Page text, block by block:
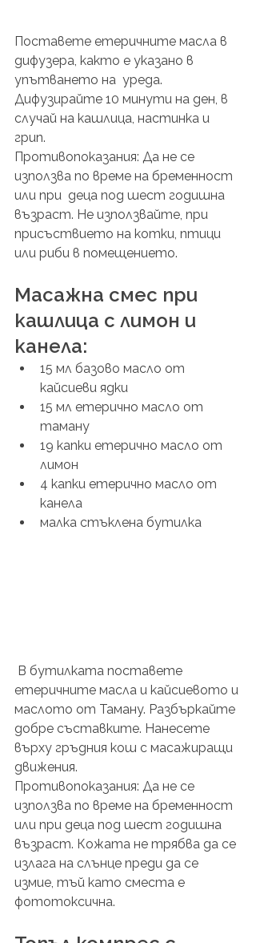
Поставете етеричните масла в
дифузера, както е указано в
упътването на  уреда.
Дифузирайте 10 минути на ден, в
случай на кашлица, настинка и
грип.
Противопоказания: Да не се
използва по време на бременност
или при  деца под шест годишна
възраст. Не използвайте, при
присъствието на котки, птици
или риби в помещението.
Масажна смес при
кашлица с лимон и
канела:
15 мл базово масло от
кайсиеви ядки
15 мл етерично масло от
таману
19 капки етерично масло от
лимон
4 капки етерично масло от
канела
малка стъклена бутилка
етеричните масла и кайсиевото и
маслото от Таману. Разбъркайте
добре съставките. Нанесете
върху гръдния кош с масажиращи
движения.
Противопоказания: Да не се
използва по време на бременност
или при деца под шест годишна
възраст. Кожата не трябва да се
излага на слънце преди да се
измие, тъй като сместа е
фототоксична.